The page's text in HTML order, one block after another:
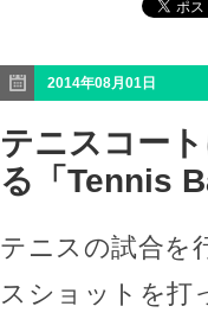
2014年08月01日
テニスコー
る「Tennis
テニスの試合を
スショットを打